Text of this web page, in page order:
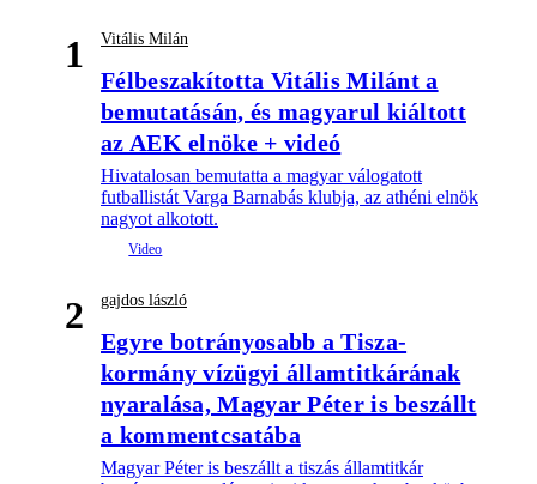
1 Vitális Milán
Félbeszakította Vitális Milánt a
bemutatásán, és magyarul kiáltott
az AEK elnöke + videó
Hivatalosan bemutatta a magyar válogatott
futballistát Varga Barnabás klubja, az athéni elnök
nagyot alkotott.
2 gajdos lászló
Egyre botrányosabb a Tisza-
kormány vízügyi államtitkárának
nyaralása, Magyar Péter is beszállt
a kommentcsatába
Magyar Péter is beszállt a tiszás államtitkár